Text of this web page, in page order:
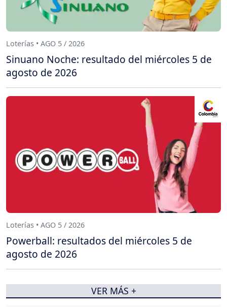
Loterías • AGO 5 / 2026
Sinuano Noche: resultado del miércoles 5 de
agosto de 2026
Loterías • AGO 5 / 2026
Powerball: resultados del miércoles 5 de
agosto de 2026
VER MÁS +